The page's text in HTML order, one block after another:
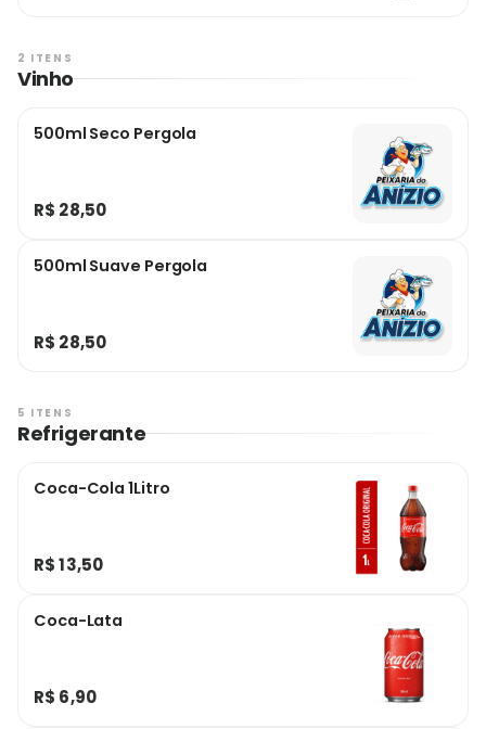
2 ITENS
Vinho
500ml Seco Pergola
R$ 28,50
500ml Suave Pergola
R$ 28,50
5 ITENS
Refrigerante
Coca-Cola 1Litro
R$ 13,50
Coca-Lata
R$ 6,90